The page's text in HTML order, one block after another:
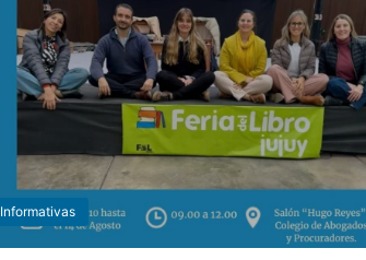
Informativas